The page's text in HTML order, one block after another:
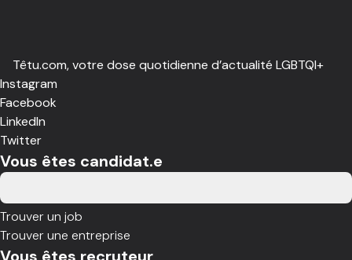
Têtu.com, votre dose quotidienne d’actualité LGBTQI+
Instagram
Facebook
LinkedIn
Twitter
Vous êtes candidat.e
Trouver un job
Trouver une entreprise